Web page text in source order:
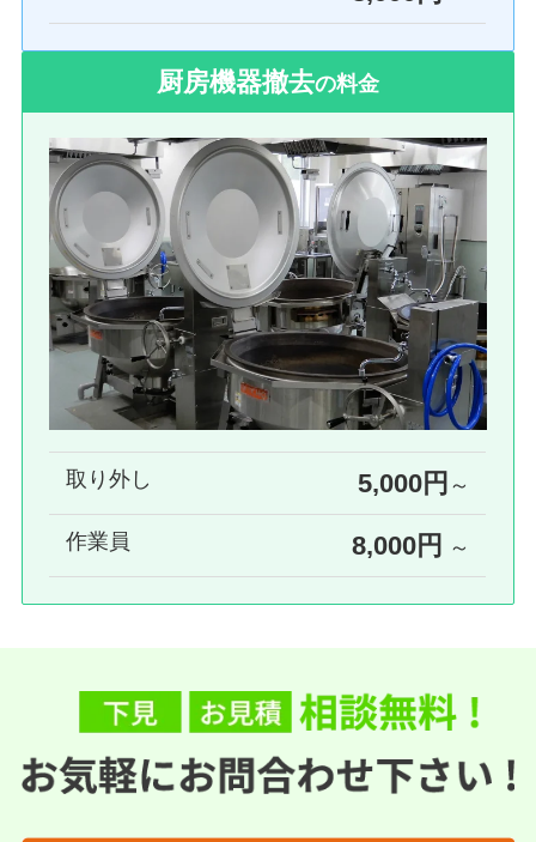
厨房機器撤去の料金
取り外し 5,000円 ～
作業員 8,000円 ～